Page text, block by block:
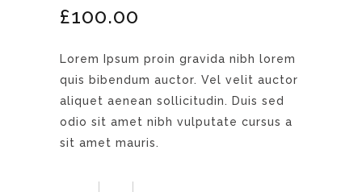
£100.00
Lorem Ipsum proin gravida nibh lorem
quis bibendum auctor. Vel velit auctor
aliquet aenean sollicitudin. Duis sed
odio sit amet nibh vulputate cursus a
sit amet mauris.